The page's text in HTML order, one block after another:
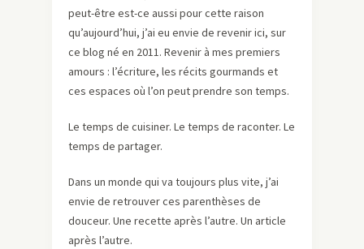
peut-être est-ce aussi pour cette raison
qu’aujourd’hui, j’ai eu envie de revenir ici, sur
ce blog né en 2011. Revenir à mes premiers
amours : l’écriture, les récits gourmands et
ces espaces où l’on peut prendre son temps.
Le temps de cuisiner. Le temps de raconter. Le
temps de partager.
Dans un monde qui va toujours plus vite, j’ai
envie de retrouver ces parenthèses de
douceur. Une recette après l’autre. Un article
après l’autre.